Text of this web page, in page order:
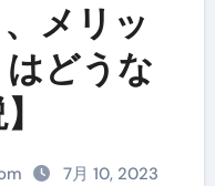
メリッ
どうな
7月 10, 2023